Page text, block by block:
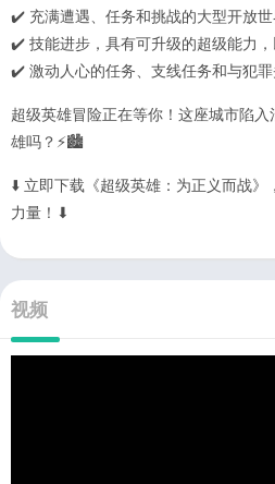
✔️ 充满遭遇、任务和挑战的大型开放世
✔️ 技能进步，具有可升级的超级能力，
✔️ 激动人心的任务、支线任务和与犯
超级英雄冒险正在等你！这座城市陷
雄吗？⚡🏙️
⬇️ 立即下载《超级英雄：为正义而战
力量！⬇
视频